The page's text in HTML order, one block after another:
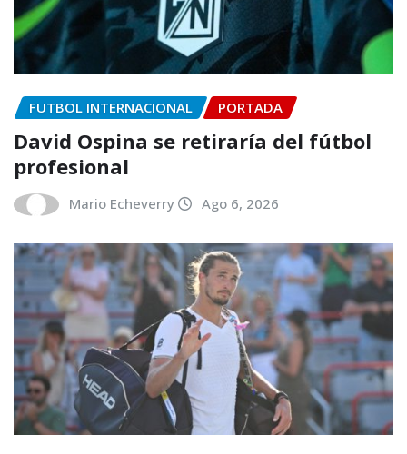
FUTBOL INTERNACIONAL PORTADA
David Ospina se retiraría del fútbol
profesional
Mario Echeverry Ago 6, 2026